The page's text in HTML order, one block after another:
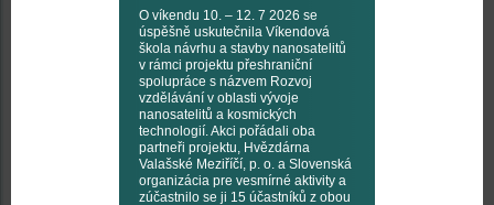
O víkendu 10. – 12. 7 2026 se
úspěšně uskutečnila Víkendová
škola návrhu a stavby nanosatelitů
v rámci projektu přeshraniční
spolupráce s názvem Rozvoj
vzdělávání v oblasti vývoje
nanosatelitů a kosmických
technologií. Akci pořádali oba
partneři projektu, Hvězdárna
Valašské Meziříčí, p. o. a Slovenská
organizácia pre vesmírné aktivity a
zúčastnilo se ji 15 účastníků z obou